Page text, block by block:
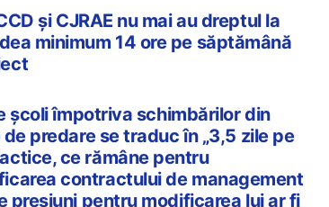
și CJRAE nu mai au dreptul la
minimum 14 ore pe săptămână
școli împotriva schimbărilor din
predare se traduc în „3,5 zile pe
ce rămâne pentru
contractului de management
presiuni pentru modificarea lui ar fi